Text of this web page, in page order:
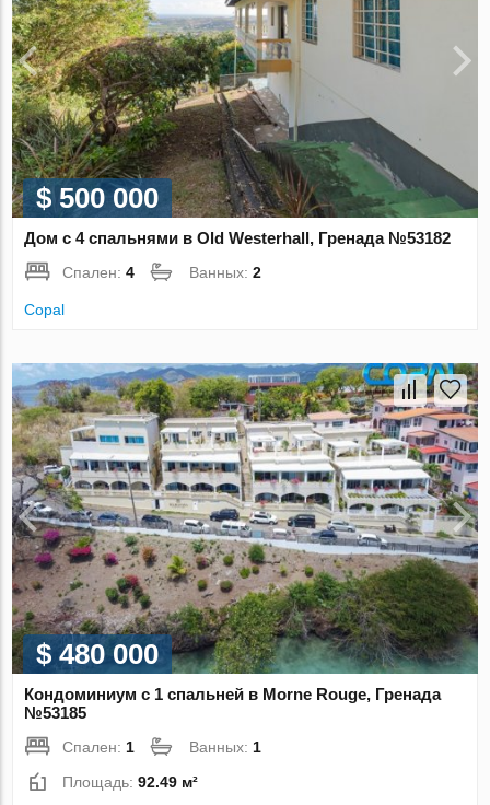
$ 500 000
Дом с 4 спальнями в Old Westerhall, Гренада №53182
Спален:4 Ванных:2
Copal
$ 480 000
Кондоминиум с 1 спальней в Morne Rouge, Гренада
№53185
Спален: 1 Ванных: 1
Площадь:92.49 м²